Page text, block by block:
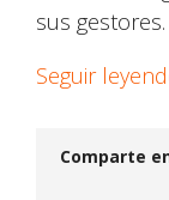
sus gestores.
Seguir
Comparte